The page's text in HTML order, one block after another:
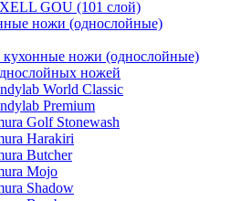
GOU (101 слой)
ножи (однослойные)
кухонные ножи (однослойные)
ножей
World Classic
Premium
Golf Stonewash
Harakiri
Butcher
Mojo
Shadow